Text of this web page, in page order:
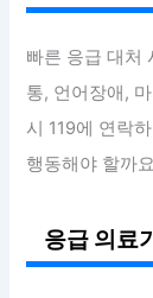
빠른 응급 대처
통, 언어장애,
시 119에 연락
행동해야 할까
응급 의료